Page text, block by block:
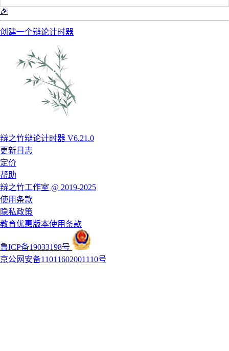
🎉
创建一个辩论计时器
辩之竹辩论计时器 V6.21.0
更新日志
定价
帮助
辩之竹工作室 @ 2019-2025
使用条款
隐私政策
教育优惠版本使用条款
鲁ICP备19033198号
京公网安备11011602001110号